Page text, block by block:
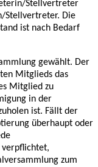
Stellvertreter
Stellvertreter. Die
ist nach Bedarf
gewählt. Der
Mitglieds das
Mitglied zu
in der
ist. Fällt der
überhaupt oder
verpflichtet,
zum